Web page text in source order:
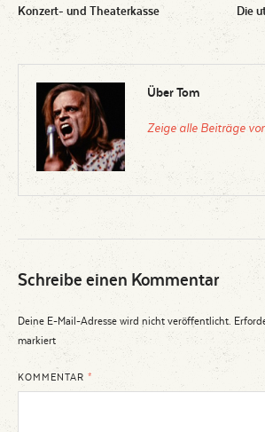
Konzert- und Theaterkasse Die
Über Tom
Zeige alle Beiträge
Schreibe einen Kommentar
Deine E-Mail-Adresse wird nicht veröffentlicht.
markiert
KOMMENTAR*